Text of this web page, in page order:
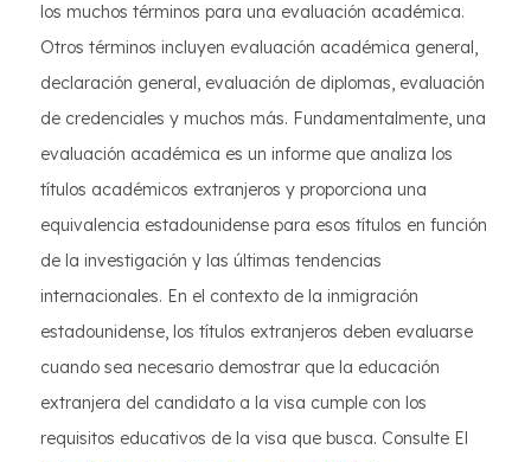
los muchos términos para una evaluación académica.
Otros términos incluyen evaluación académica general,
declaración general, evaluación de diplomas, evaluación
de credenciales y muchos más. Fundamentalmente, una
evaluación académica es un informe que analiza los
títulos académicos extranjeros y proporciona una
equivalencia estadounidense para esos títulos en función
de la investigación y las últimas tendencias
internacionales. En el contexto de la inmigración
estadounidense, los títulos extranjeros deben evaluarse
cuando sea necesario demostrar que la educación
extranjera del candidato a la visa cumple con los
requisitos educativos de la visa que busca. Consulte El